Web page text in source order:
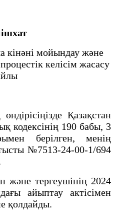
кінәні мойындау және
келісім жасасу
Қазақстан
кодексінің 190 бабы, 3
берілген, менің
№7513-24-00-1/694
және тергеушінің 2024
айыптау актісімен
қолдайды.